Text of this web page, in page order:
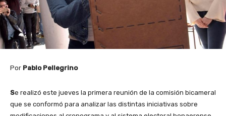
Por Pablo Pellegrino
Se realizó este jueves la primera reunión de la comisión bicameral
que se conformó para analizar las distintas iniciativas sobre